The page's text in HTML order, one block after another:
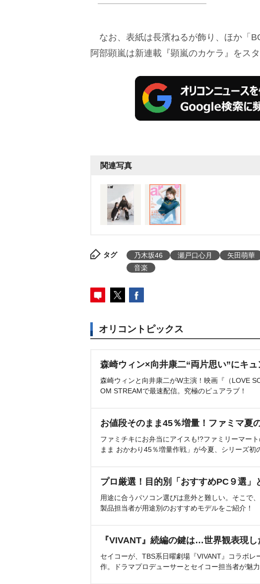
なお、表紙は長濱ねるが飾り、ほか「
阿部顕嵐は新連載『顕嵐のカケラ』をスタ
関連写真
タグ 乃木坂46 瀬戸口心月 矢田萌華
音楽
オリコントピックス
森崎ウィン×向井康二“両片思い”にキュ
森崎ウィンと向井康二がW主演！映画『（LOVE
OM STREAMで最速配信。究極のピュアラブ！
お値段そのまま45％増量！ファミマ夏
ファミチキにお弁当にアイスも!?ファミリーマー
まま おかわり45％増量作戦」が今夏、シリーズ初
プロ厳選！目的別「おすすめPC９選」
用途に合うパソコン選びは意外と難しい。そこで
製品担当者が用途別のおすすめモデルをご紹介！
『VIVANT』続編の鍵は…世界観表現
セイコーが、TBS系日曜劇場『VIVANT』コラボレ
作。ドラマプロデューサーとセイコー担当者が魅力